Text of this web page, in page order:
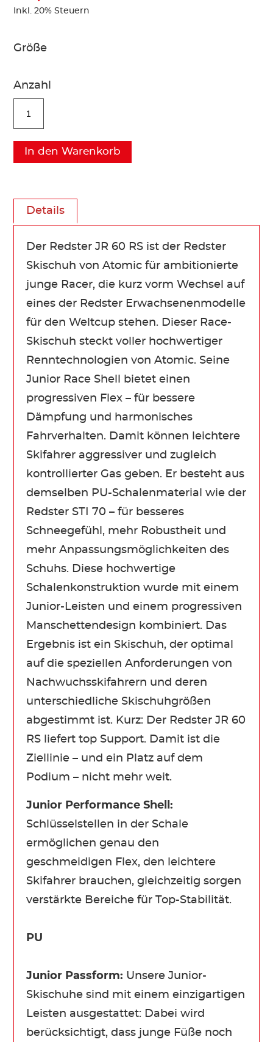
Inkl. 20% Steuern
Größe
Anzahl
In den Warenkorb
Details
Der Redster JR 60 RS ist der Redster
Skischuh von Atomic für ambitionierte
junge Racer, die kurz vorm Wechsel auf
eines der Redster Erwachsenenmodelle
für den Weltcup stehen. Dieser Race-
Skischuh steckt voller hochwertiger
Renntechnologien von Atomic. Seine
Junior Race Shell bietet einen
progressiven Flex – für bessere
Dämpfung und harmonisches
Fahrverhalten. Damit können leichtere
Skifahrer aggressiver und zugleich
kontrollierter Gas geben. Er besteht aus
demselben PU-Schalenmaterial wie der
Redster STI 70 – für besseres
Schneegefühl, mehr Robustheit und
mehr Anpassungsmöglichkeiten des
Schuhs. Diese hochwertige
Schalenkonstruktion wurde mit einem
Junior-Leisten und einem progressiven
Manschettendesign kombiniert. Das
Ergebnis ist ein Skischuh, der optimal
auf die speziellen Anforderungen von
Nachwuchsskifahrern und deren
unterschiedliche Skischuhgrößen
abgestimmt ist. Kurz: Der Redster JR 60
RS liefert top Support. Damit ist die
Ziellinie – und ein Platz auf dem
Podium – nicht mehr weit.
Junior Performance Shell:
Schlüsselstellen in der Schale
ermöglichen genau den
geschmeidigen Flex, den leichtere
Skifahrer brauchen, gleichzeitig sorgen
verstärkte Bereiche für Top-Stabilität.
PU
Junior Passform: Unsere Junior-
Skischuhe sind mit einem einzigartigen
Leisten ausgestattet: Dabei wird
berücksichtigt, dass junge Füße noch